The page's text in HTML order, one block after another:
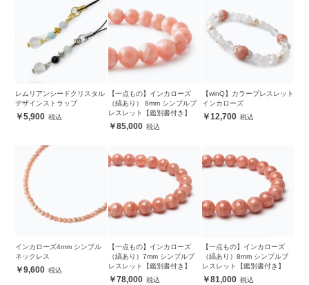
レムリアンシードクリスタル
デザインストラップ
5,900
【一点もの】インカローズ
（縞あり） 8mm シンプルブ
レスレット【鑑別書付き】
85,000
【winQ】カラーブレスレット
インカローズ
12,700
インカローズ4mm シンプル
ネックレス
9,600
【一点もの】インカローズ
（縞あり）7mm シンプルブ
レスレット【鑑別書付き】
78,000
【一点もの】インカローズ
（縞あり）8mm シンプルブ
レスレット【鑑別書付き】
81,000